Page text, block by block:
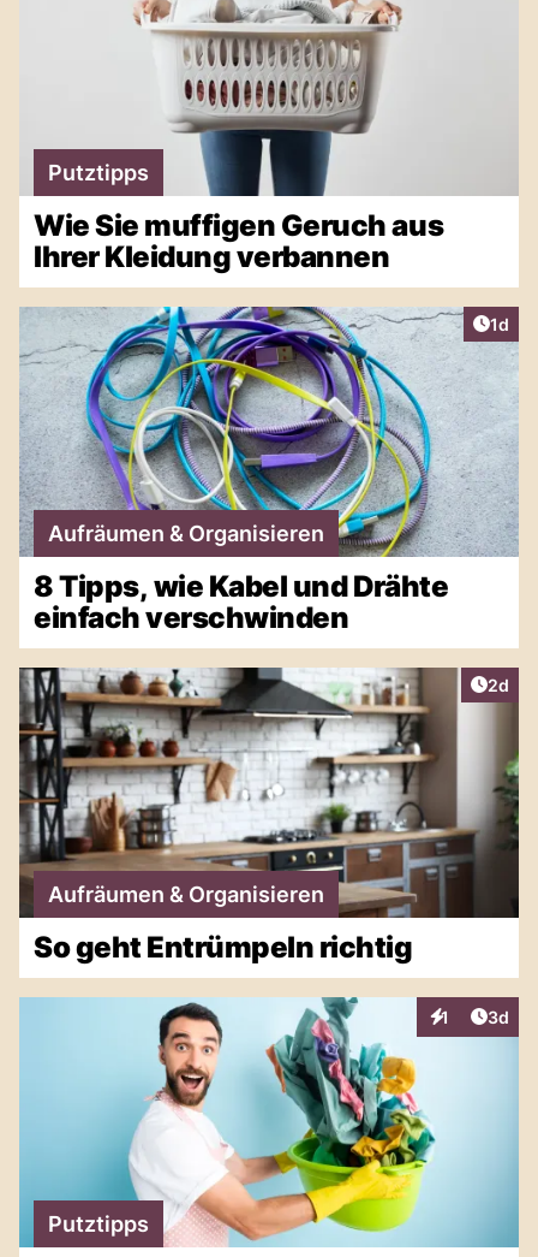
Putztipps
Wie Sie muffigen Geruch aus
Ihrer Kleidung verbannen
1d
Aufräumen & Organisieren
8 Tipps, wie Kabel und Drähte
einfach verschwinden
2d
Aufräumen & Organisieren
So geht Entrümpeln richtig
1
Interaktionen
3d
Putztipps